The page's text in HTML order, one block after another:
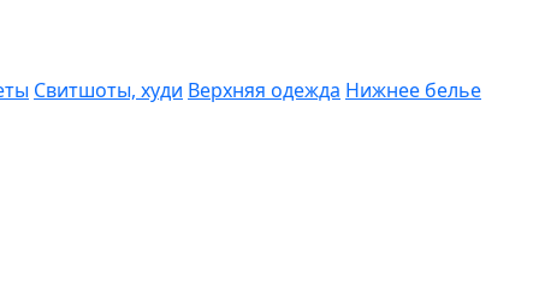
Свитшоты, худи Верхняя одежда Нижнее белье